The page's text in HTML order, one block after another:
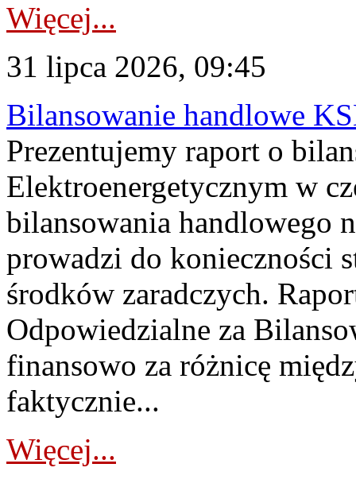
Więcej...
31 lipca 2026, 09:45
Bilansowanie handlowe
Prezentujemy raport o
Elektroenergetycznym w
bilansowania handlowego
prowadzi do konieczności
środków zaradczych.
Odpowiedzialne za
finansowo za różnicę
faktycznie...
Więcej...